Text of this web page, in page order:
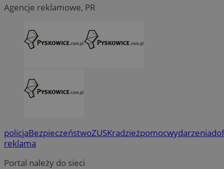
Agencje reklamowe, PR
policjaBezpieczeństwoZUSKradzieżpomocwydarzenia
reklama
Portal należy do sieci